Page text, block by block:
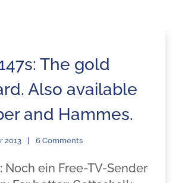
The gold
Also available
and Hammes.
2013 6 Comments
Noch ein Free-TV-Sender